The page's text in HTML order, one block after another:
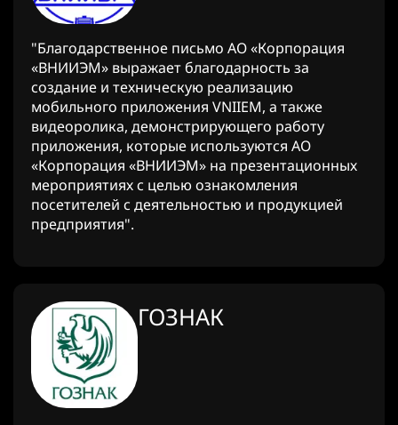
"Благодарственное письмо АО «Корпорация
«ВНИИЭМ» выражает благодарность за
создание и техническую реализацию
мобильного приложения VNIIEM, а также
видеоролика, демонстрирующего работу
приложения, которые используются АО
«Корпорация «ВНИИЭМ» на презентационных
мероприятиях с целью ознакомления
посетителей с деятельностью и продукцией
предприятия".
ГОЗНАК